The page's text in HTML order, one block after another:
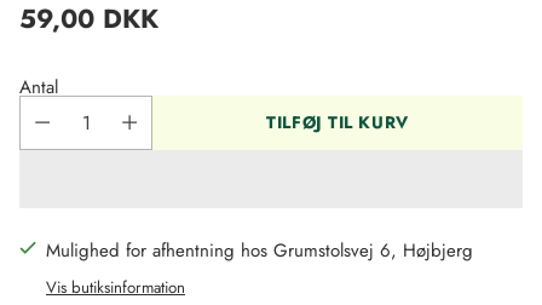
Regulær
pris
59,00 DKK
Antal
TILFØJ TIL KURV
Mulighed for afhentning hos Grumstolsvej 6, Højbjerg
Vis butiksinformation